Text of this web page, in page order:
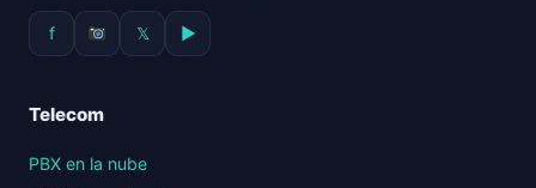
f 𝕏 ▶
Telecom
PBX en la nube